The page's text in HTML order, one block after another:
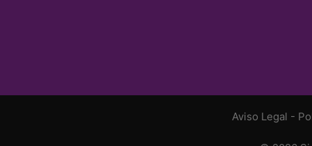
Aviso Legal -